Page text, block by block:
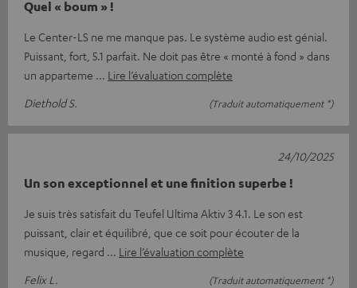
Quel « boum » !
Le Center-LS ne me manque pas. Le système audio est génial.
Puissant, fort, 5.1 parfait. Ne doit pas être « monté à fond » dans
un apparteme
Lire l’évaluation complète
Diethold S.
(Traduit automatiquement *)
Un son exceptionnel et une finition superbe !
Je suis très satisfait du Teufel Ultima Aktiv 3 4.1. Le son est
puissant, clair et équilibré, que ce soit pour écouter de la
musique, regard
Lire l’évaluation complète
Felix L.
(Traduit automatiquement *)
24/10/2025